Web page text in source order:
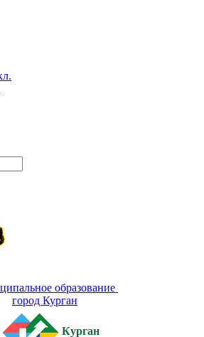
образование
город Курган
Курган